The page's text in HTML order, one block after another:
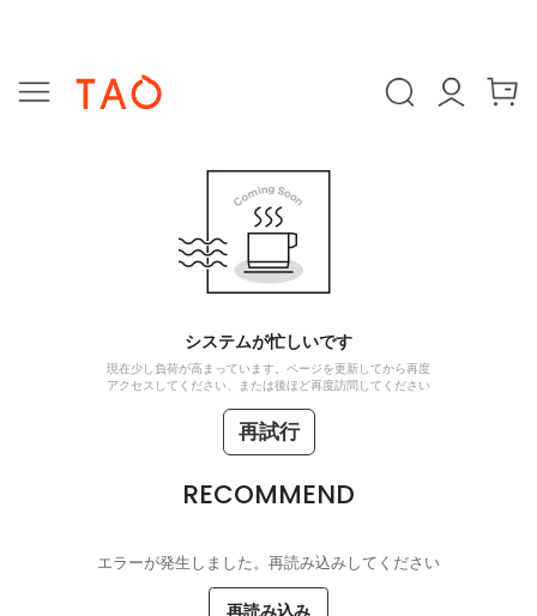
システムが忙しいです
現在少し負荷が高まっています。ページを更新してから再度
アクセスしてください、または後ほど再度訪問してください
再試行
RECOMMEND
エラーが発生しました。再読み込みしてください
再読み込み